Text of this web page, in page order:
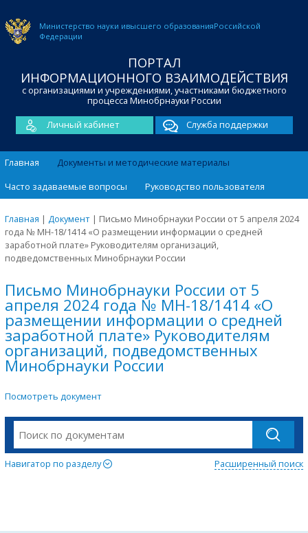
Министерство науки ивысшего образованияРоссийской
Федерации
ПОРТАЛ
ИНФОРМАЦИОННОГО ВЗАИМОДЕЙСТВИЯ
с организациями и учреждениями, участниками бюджетного
процесса Минобрнауки России
Личный кабинет
Служба поддержки
Главная
Документы и методические материалы
Часто задаваемые вопросы
Руководство пользователя
Главная | Документ | Письмо Минобрнауки России от 5 апреля 2024
года № МН-18/1414 «О размещении информации о средней
заработной плате» Руководителям организаций,
подведомственных Минобрнауки России
Письмо Минобрнауки России от 5
апреля 2024 года № МН-18/1414 «О
размещении информации о средней
заработной плате» Руководителям
организаций, подведомственных
Минобрнауки России
Посмотреть документ
Навигатор по разделу Расширенный поиск